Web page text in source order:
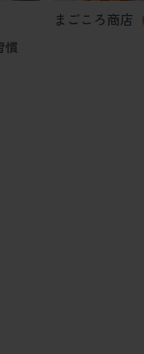
慣
まごころ商店